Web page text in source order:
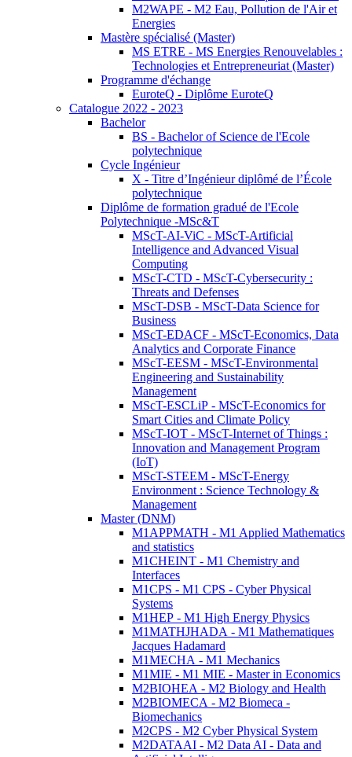
M2WAPE - M2 Eau, Pollution de l'Air et
Energies
Mastère spécialisé (Master)
MS ETRE - MS Energies Renouvelables :
Technologies et Entrepreneuriat (Master)
Programme d'échange
EuroteQ - Diplôme EuroteQ
Catalogue 2022 - 2023
Bachelor
BS - Bachelor of Science de l'Ecole
polytechnique
Cycle Ingénieur
X - Titre d’Ingénieur diplômé de l’École
polytechnique
Diplôme de formation gradué de l'Ecole
Polytechnique -MSc&T
MScT-AI-ViC - MScT-Artificial
Intelligence and Advanced Visual
Computing
MScT-CTD - MScT-Cybersecurity :
Threats and Defenses
MScT-DSB - MScT-Data Science for
Business
MScT-EDACF - MScT-Economics, Data
Analytics and Corporate Finance
MScT-EESM - MScT-Environmental
Engineering and Sustainability
Management
MScT-ESCLiP - MScT-Economics for
Smart Cities and Climate Policy
MScT-IOT - MScT-Internet of Things :
Innovation and Management Program
(IoT)
MScT-STEEM - MScT-Energy
Environment : Science Technology &
Management
Master (DNM)
M1APPMATH - M1 Applied Mathematics
and statistics
M1CHEINT - M1 Chemistry and
Interfaces
M1CPS - M1 CPS - Cyber Physical
Systems
M1HEP - M1 High Energy Physics
M1MATHJHADA - M1 Mathematiques
Jacques Hadamard
M1MECHA - M1 Mechanics
M1MIE - M1 MIE - Master in Economics
M2BIOHEA - M2 Biology and Health
M2BIOMECA - M2 Biomeca -
Biomechanics
M2CPS - M2 Cyber Physical System
M2DATAAI - M2 Data AI - Data and